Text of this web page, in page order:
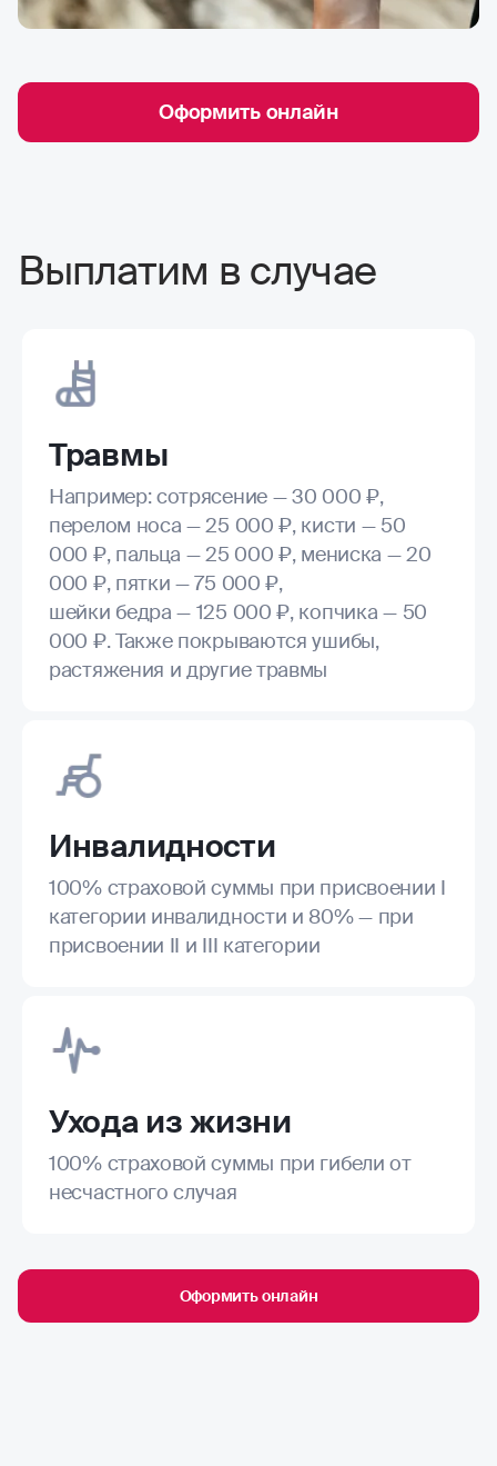
Оформить онлайн
Выплатим в случае
Травмы
Например: сотрясение — 30 000 ₽,
перелом носа — 25 000 ₽, кисти — 50
000 ₽, пальца — 25 000 ₽, мениска — 20
000 ₽, пятки — 75 000 ₽,
шейки бедра — 125 000 ₽, копчика — 50
000 ₽. Также покрываются ушибы,
растяжения и другие травмы
Инвалидности
100% страховой суммы при присвоении I
категории инвалидности и 80% — при
присвоении II и III категории
Ухода из жизни
100% страховой суммы при гибели от
несчастного случая
Оформить онлайн